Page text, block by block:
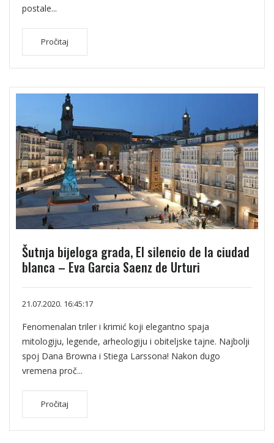
postale...
Pročitaj
Šutnja bijeloga grada, El silencio de la ciudad
blanca – Eva Garcia Saenz de Urturi
21.07.2020. 16:45:17
Fenomenalan triler i krimić koji elegantno spaja
mitologiju, legende, arheologiju i obiteljske tajne. Najbolji
spoj Dana Browna i Stiega Larssona! Nakon dugo
vremena proč...
Pročitaj